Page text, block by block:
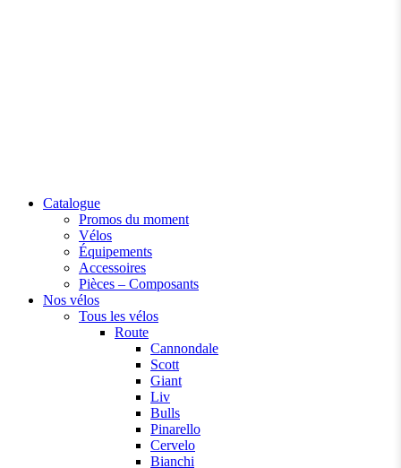
Catalogue
Promos du moment
Vélos
Équipements
Accessoires
Pièces – Composants
Nos vélos
Tous les vélos
Route
Cannondale
Scott
Giant
Liv
Bulls
Pinarello
Cervelo
Bianchi